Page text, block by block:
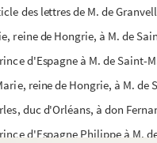
des lettres de M. de
reine de Hongrie, à M. de
d'Espagne à M. de Saint-
reine de Hongrie, à M. de
duc d'Orléans, à don
d'Espagne Philippe à M.